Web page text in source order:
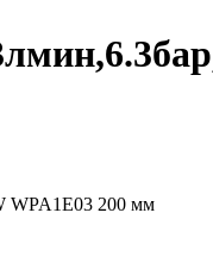
WPA1E03 200 мм